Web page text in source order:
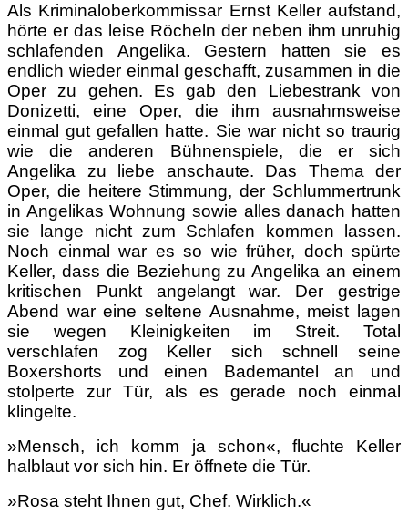
Als Kriminaloberkommissar Ernst Keller aufstand,
hörte er das leise Röcheln der neben ihm unruhig
schlafenden Angelika. Gestern hatten sie es
endlich wieder einmal geschafft, zusammen in die
Oper zu gehen. Es gab den Liebestrank von
Donizetti, eine Oper, die ihm ausnahmsweise
einmal gut gefallen hatte. Sie war nicht so traurig
wie die anderen Bühnenspiele, die er sich
Angelika zu liebe anschaute. Das Thema der
Oper, die heitere Stimmung, der Schlummertrunk
in Angelikas Wohnung sowie alles danach hatten
sie lange nicht zum Schlafen kommen lassen.
Noch einmal war es so wie früher, doch spürte
Keller, dass die Beziehung zu Angelika an einem
kritischen Punkt angelangt war. Der gestrige
Abend war eine seltene Ausnahme, meist lagen
sie wegen Kleinigkeiten im Streit. Total
verschlafen zog Keller sich schnell seine
Boxershorts und einen Bademantel an und
stolperte zur Tür, als es gerade noch einmal
klingelte.
»Mensch, ich komm ja schon«, fluchte Keller
halblaut vor sich hin. Er öffnete die Tür.
»Rosa steht Ihnen gut, Chef. Wirklich.«